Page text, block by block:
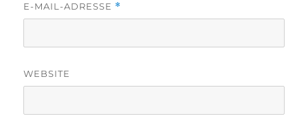
E-MAIL-ADRESSE *
WEBSITE